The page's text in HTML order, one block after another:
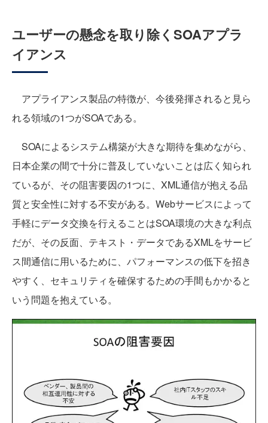
ユーザーの懸念を取り除くSOAアプラ
イアンス
アプライアンス製品の特徴が、今後発揮されると見ら
れる領域の1つがSOAである。
SOAによるシステム構築が大きな期待を集めながら、
日本企業の間で十分に普及していないことは広く知られ
ているが、その阻害要因の1つに、XML通信が抱える品
質と安全性に対する不安がある。Webサービスによって
手軽にデータ交換を行えることはSOA環境の大きな利点
だが、その反面、テキスト・データであるXMLをサービ
ス間通信に用いるために、パフォーマンスの低下を招き
やすく、セキュリティを確保するための手間もかかると
いう問題を抱えている。